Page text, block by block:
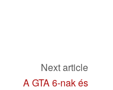
Next article
A GTA 6-nak és